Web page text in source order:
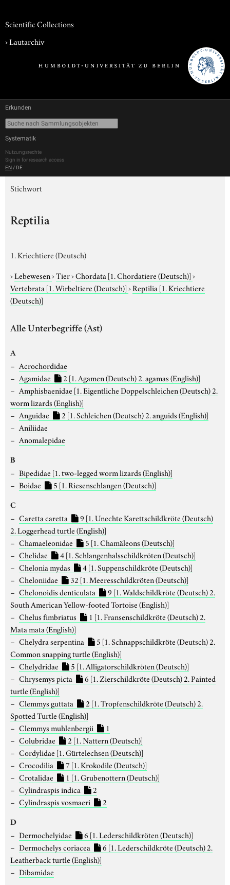
Scientific Collections
›Lautarchiv
Erkunden
Systematik
Nutzungsrechte
Sign in for research access
EN / DE
Stichwort
Reptilia
1. Kriechtiere (Deutsch)
›Lebewesen›Tier›Chordata [1. Chordatiere (Deutsch)]›
Vertebrata [1. Wirbeltiere (Deutsch)]›Reptilia [1. Kriechtiere
(Deutsch)]
Alle Unterbegriffe (Ast)
A
Acrochordidae
Agamidae
2 [1. Agamen (Deutsch) 2. agamas (English)]
Amphisbaenidae [1. Eigentliche Doppelschleichen (Deutsch) 2.
worm lizards (English)]
Anguidae
2 [1. Schleichen (Deutsch) 2. anguids (English)]
Aniliidae
Anomalepidae
B
Bipedidae [1. two-legged worm lizards (English)]
Boidae
5 [1. Riesenschlangen (Deutsch)]
C
Caretta caretta 9 [1. Unechte Karettschildkröte (Deutsch)
2. Loggerhead turtle (English)]
Chamaeleonidae
5 [1. Chamäleons (Deutsch)]
Chelidae
4[1. Schlangenhalsschildkröten (Deutsch)]
Chelonia mydas
4[1. Suppenschildkröte (Deutsch)]
Cheloniidae
32 [1. Meeresschildkröten (Deutsch)]
Chelonoidis denticulata
9 [1. Waldschildkröte (Deutsch) 2.
South American Yellow-footed Tortoise (English)]
Chelus fimbriatus
1 [1. Fransenschildkröte (Deutsch) 2.
Mata mata (English)]
Chelydra serpentina
5 [1. Schnappschildkröte (Deutsch) 2.
Common snapping turtle (English)]
Chelydridae
5 [1. Alligatorschildkröten (Deutsch)]
Chrysemys picta
6 [1. Zierschildkröte (Deutsch) 2. Painted
turtle (English)]
Clemmys guttata
2 [1. Tropfenschildkröte (Deutsch) 2.
Spotted Turtle (English)]
Clemmys muhlenbergii
1
Colubridae
2 [1. Nattern (Deutsch)]
Cordylidae [1. Gürtelechsen (Deutsch)]
Crocodilia
7 [1. Krokodile (Deutsch)]
Crotalidae
1 [1. Grubenottern (Deutsch)]
Cylindraspis indica
2
Cylindraspis vosmaeri
2
D
Dermochelyidae 6 [1. Lederschildkröten (Deutsch)]
Dermochelys coriacea
6 [1. Lederschildkröte (Deutsch) 2.
Leatherback turtle (English)]
Dibamidae